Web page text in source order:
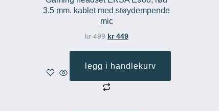
3.5 mm. kablet med støydempende
mic
kr499 kr449
legg i handlekurv